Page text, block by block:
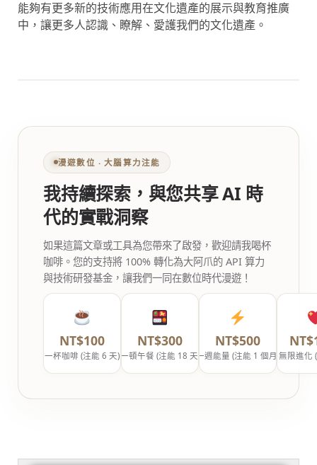
能夠有更多新的技術應用在文化遺產的展示與教育推廣
中，讓更多人認識、瞭解、愛護我們的文化遺產。
漫遊數位 ‧ 大腦算力注能
我持續探索，與您共享 AI 時
代的實戰洞察
如果這篇文章或工具為您帶來了啟發，歡迎請我喝杯
咖啡。您的支持將 100% 轉化為大阿爪的 API 算力
與技術研發基金，讓我們一同在數位時代漫遊！
NT$100
一杯咖啡 (注能 6 天)
NT$300
一頓午餐 (注能 18 天)
NT$500
一週能量 (注能 1 個月)無限進化